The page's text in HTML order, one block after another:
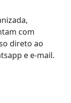
com
direto ao
e e-mail.